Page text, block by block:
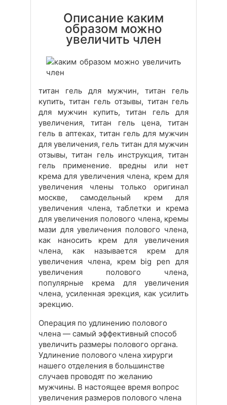
Описание каким
образом можно
увеличить член
титан гель для мужчин, титан гель
купить, титан гель отзывы, титан гель
для мужчин купить, титан гель для
увеличения, титан гель цена, титан
гель в аптеках, титан гель для мужчин
для увеличения, гель титан для мужчин
отзывы, титан гель инструкция, титан
гель применение. вредны или нет
крема для увеличения члена, крем для
увеличения члены только оригинал
москве, самодельный крем для
увеличения члена, таблетки и крема
для увеличения полового члена, кремы
мази для увеличения полового члена,
как наносить крем для увеличения
члена, как называется крем для
увеличения члена, крем big pen для
увеличения полового члена,
популярные крема для увеличения
члена, усиленная эрекция, как усилить
эрекцию.
Операция по удлинению полового
члена — самый эффективный способ
увеличить размеры полового органа.
Удлинение полового члена хирурги
нашего отделения в большинстве
случаев проводят по желанию
мужчины. В настоящее время вопрос
увеличения размеров полового члена